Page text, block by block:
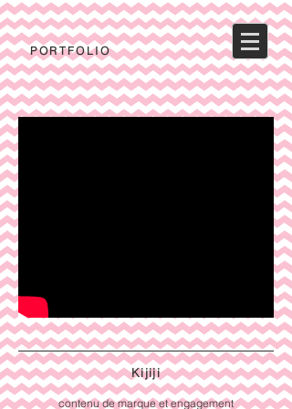
PORTFOLIO
Kijiji
contenu de marque et engagement